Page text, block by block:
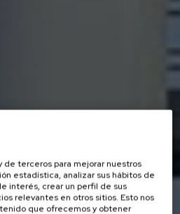
de terceros para mejorar nuestros
estadística, analizar sus hábitos de
interés, crear un perfil de sus
relevantes en otros sitios. Esto nos
que ofrecemos y obtener